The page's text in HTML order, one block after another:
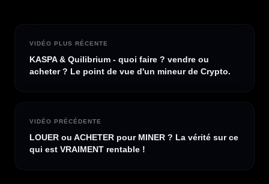
VIDÉO PLUS RÉCENTE
KASPA & Quilibrium - quoi faire ? vendre ou
acheter ? Le point de vue d'un mineur de Crypto.
VIDÉO PRÉCÉDENTE
LOUER ou ACHETER pour MINER ? La vérité sur ce
qui est VRAIMENT rentable !